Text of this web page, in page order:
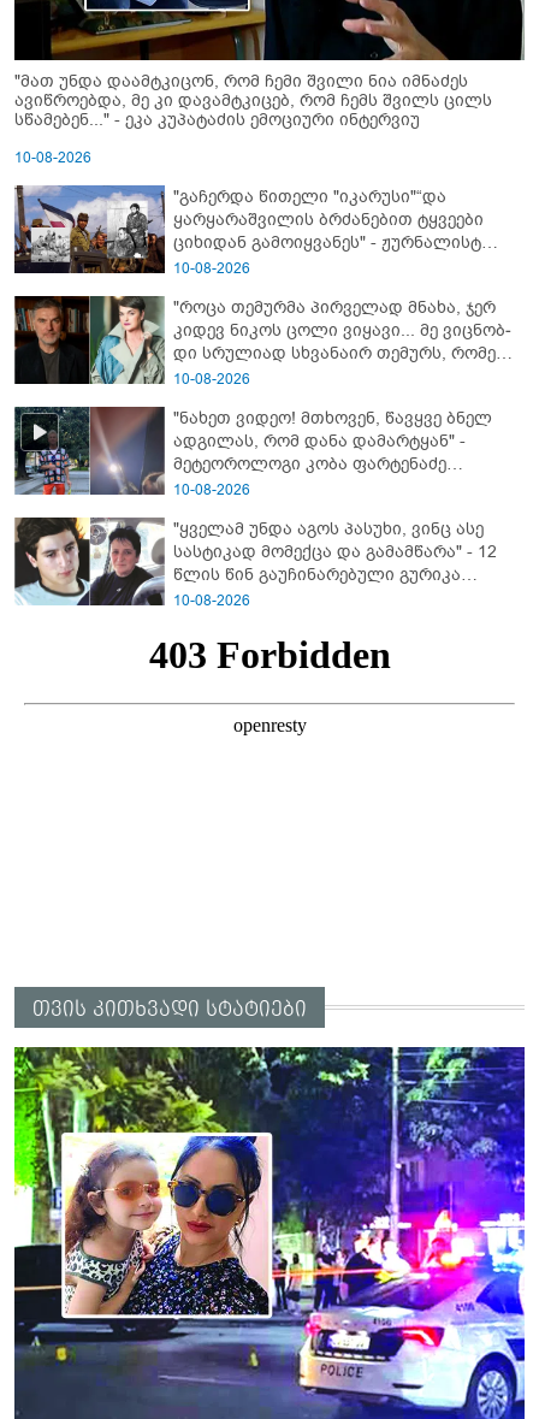
"მათ უნდა დაამტკიცონ, რომ ჩემი შვილი ნია იმნაძეს
ავიწროებდა, მე კი დავამტკიცებ, რომ ჩემს შვილს ცილს
სწამებენ..." - ეკა კუპატაძის ემოციური ინტერვიუ
10-08-2026
"გაჩერდა წითელი "იკარუსი"“და
ყარყარაშვილის ბრძანებით ტყვეები
ციხიდან გამოიყვანეს" - ჟურნალისტ
თამრიკო მოლაშვილის თვალით
კითხვაზე: როგორ ექცეოდნენ
ქართველები ტყვეებს
10-08-2026
"როცა თემურმა პირველად მნახა, ჯერ
კიდევ ნიკოს ცოლი ვიყავი... მე ვიც­ნობ­
დი სრუ­ლი­ად სხვა­ნა­ირ თე­მურს, რო­მელ­
საც მა­შინ არც ბიზ­ნე­სი ჰქონ­და, არა­ფე­რი
თემურ უგულავაზე?
10-08-2026
"ნახეთ ვიდეო! მთხოვენ, წავყვე ბნელ
ადგილას, რომ დანა დამარტყან" -
მეტეოროლოგი კობა ფარტენაძე
ფარულად გადაღებულ კადრებს
10-08-2026
"ყველამ უნდა აგოს პასუხი, ვინც ასე
სასტიკად მომექცა და გამამწარა" - 12
წლის წინ გაუჩინარებული გურიკა
დადიანიძის ბურუსით მოცული საქმის
10-08-2026
თვის კითხვადი სტატიები